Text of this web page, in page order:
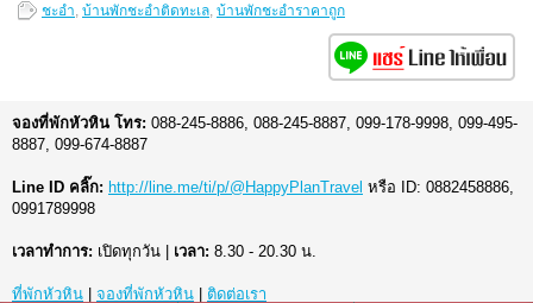
ชะอำ, บ้านพักชะอำติดทะเล, บ้านพักชะอำราคาถูก
จองที่พักหัวหิน โทร: 088-245-8886, 088-245-8887, 099-178-9998, 099-495-
8887, 099-674-8887
Line ID คลิ๊ก: http://line.me/ti/p/@HappyPlanTravel หรือ ID: 0882458886,
0991789998
เวลาทำการ: เปิดทุกวัน | เวลา: 8.30 - 20.30 น.
ที่พักหัวหิน จองที่พักหัวหิน ติดต่อเรา